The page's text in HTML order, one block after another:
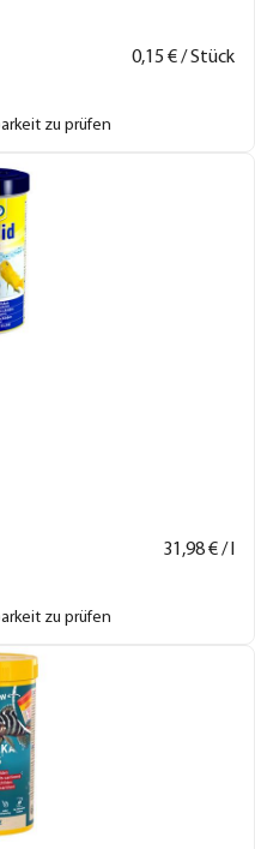
0,15€ / Stück
zu prüfen
31,98€ / l
zu prüfen